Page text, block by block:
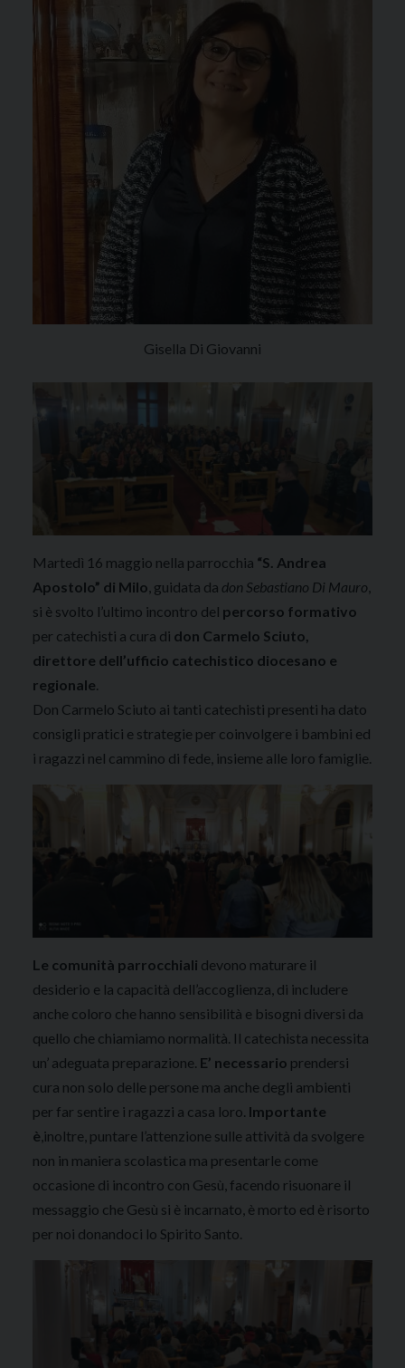
Gisella Di Giovanni
Martedì 16 maggio nella parrocchia “S. Andrea
Apostolo” di Milo , guidata da don Sebastiano Di Mauro
si è svolto l’ultimo incontro del percorso formativo
per catechisti a cura di don Carmelo Sciuto,
direttore dell’ufficio catechistico diocesano e
regionale
Don Carmelo Sciuto ai tanti catechisti presenti ha dato
consigli pratici e strategie per coinvolgere i bambini ed
i ragazzi nel cammino di fede, insieme alle loro famiglie.
Le comunità parrocchiali devono maturare il
desiderio e la capacità dell’accoglienza, di includere
anche coloro che hanno sensibilità e bisogni diversi da
quello che chiamiamo normalità. Il catechista necessita
un’ adeguata preparazione. E’ necessario prendersi
cura non solo delle persone ma anche degli ambienti
per far sentire i ragazzi a casa loro. Importante
è ,inoltre, puntare l’attenzione sulle attività da svolgere
non in maniera scolastica ma presentarle come
occasione di incontro con Gesù, facendo risuonare il
messaggio che Gesù si è incarnato, è morto ed è risorto
per noi donandoci lo Spirito Santo.